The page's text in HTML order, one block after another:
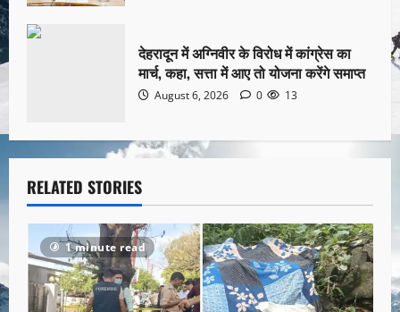
देहरादून में अग्निवीर के विरोध में कांग्रेस का
मार्च, कहा, सत्ता में आए तो योजना करेंगे समाप्त
August 6, 2026 0 13
RELATED STORIES
1 minute read